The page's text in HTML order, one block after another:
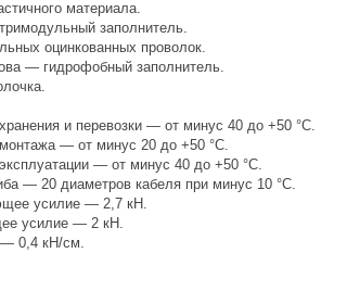
материала.
заполнитель.
оцинкованных проволок.
— гидрофобный заполнитель.
и перевозки — от минус 40 до +50 °С.
— от минус 20 до +50 °С.
— от минус 40 до +50 °С.
— 20 диаметров кабеля при минус 10 °С.
усилие — 2,7 кН.
усилие — 2 кН.
0,4 кН/см.